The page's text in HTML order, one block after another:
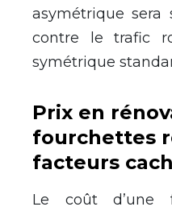
asymétrique sera
contre le trafic
symétrique
Prix en
fourchettes
facteurs
Le coût d’une